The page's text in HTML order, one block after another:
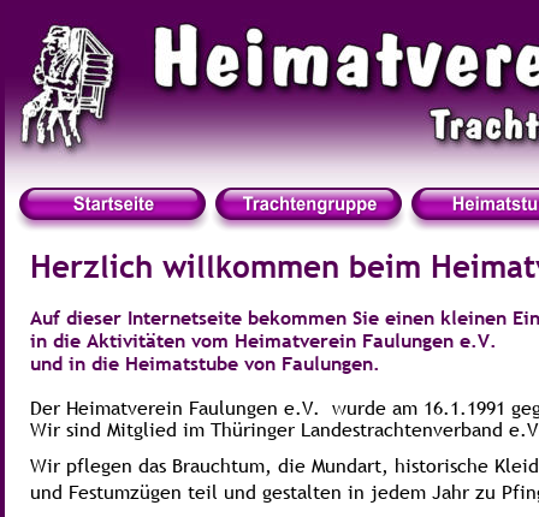
Herzlich willkommen beim
Auf dieser Internetseite bekommen Sie einen kleinen
in die Aktivitäten vom Heimatverein Faulungen e.V.
und in die Heimatstube von Faulungen.
Der Heimatverein Faulungen e.V.  wurde am 16.1.1991
Wir sind Mitglied im Thüringer Landestrachtenverband
Wir pflegen das Brauchtum, die Mundart, historische
und Festumzügen teil und gestalten in jedem Jahr zu